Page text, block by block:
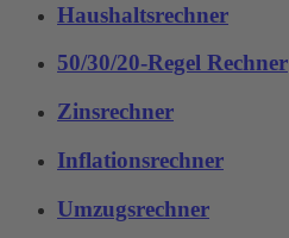
Haushaltsrechner
50/30/20-Regel Rechner
Zinsrechner
Inflationsrechner
Umzugsrechner